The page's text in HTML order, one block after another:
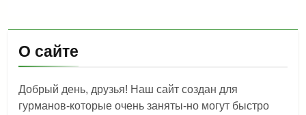
О сайте
Добрый день, друзья! Наш сайт создан для
гурманов-которые очень заняты-но могут быстро